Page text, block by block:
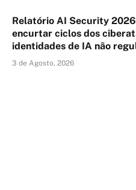
Relatório AI Security
encurtar ciclos dos
identidades de IA não
3 de Agosto, 2026